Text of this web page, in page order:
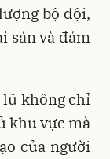
bộ đội,
sản và đảm
lũ không chỉ
khu vực mà
của người